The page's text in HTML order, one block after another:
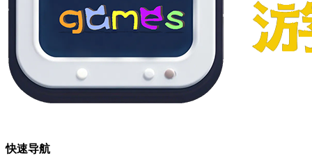
快速导航